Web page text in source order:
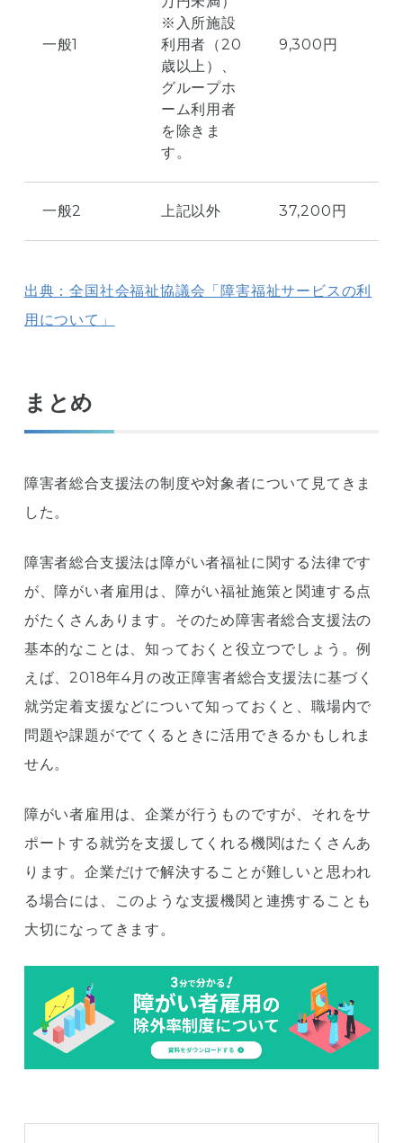
一般1
※入所施設
利用者（20
歳以上）、
グループホ
ーム利用者
を除きま
す。
9,300円
一般2 上記以外 37,200円
出典：全国社会福祉協議会「障害福祉サービスの利
用について」
まとめ
障害者総合支援法の制度や対象者について見てきま
した。
障害者総合支援法は障がい者福祉に関する法律です
が、障がい者雇用は、障がい福祉施策と関連する点
がたくさんあります。そのため障害者総合支援法の
基本的なことは、知っておくと役立つでしょう。例
えば、2018年4月の改正障害者総合支援法に基づく
就労定着支援などについて知っておくと、職場内で
問題や課題がでてくるときに活用できるかもしれま
せん。
障がい者雇用は、企業が行うものですが、それをサ
ポートする就労を支援してくれる機関はたくさんあ
ります。企業だけで解決することが難しいと思われ
る場合には、このような支援機関と連携することも
大切になってきます。